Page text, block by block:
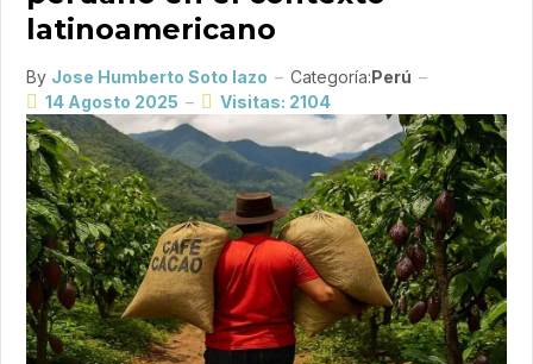
latinoamericano
By Jose Humberto Soto lazo Categoría:Perú
14 Agosto 2025
Visitas: 2104